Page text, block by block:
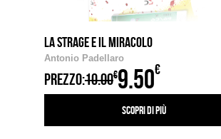
LA STRAGE E IL MIRACOLO
Antonio Padellaro
PREZZO:10.00€9.50€
Scopri di più